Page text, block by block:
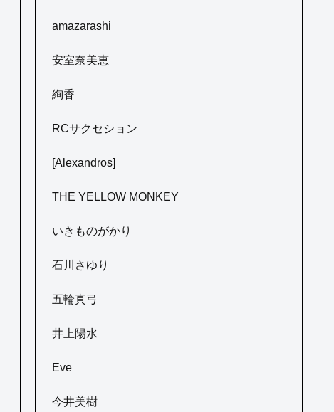
amazarashi
安室奈美恵
絢香
RCサクセション
[Alexandros]
THE YELLOW MONKEY
いきものがかり
石川さゆり
五輪真弓
井上陽水
Eve
今井美樹